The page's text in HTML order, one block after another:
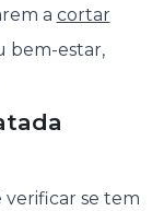
a cortar
bem-estar,
verificar se tem